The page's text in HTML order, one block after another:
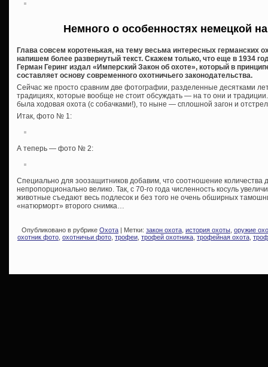
Немного о особенностях немецкой
Глава совсем коротенькая, на тему весьма интересных германских
напишем более развернутый текст. Скажем только, что еще в 1934
Герман Геринг издал «Имперский Закон об охоте», который в
составляет основу современного охотничьего законодательства.
Сейчас же просто сравним две фотографии, разделенные десятками
традициях, которые вообще не стоит обсуждать — на то они и
была ходовая охота (с собачками!), то ныне — сплошной загон и
Итак, фото № 1:
А теперь — фото № 2:
Специально для зоозащитников добавим, что соотношение количества
непропорционально велико. Так, с 70-го года численность косуль
животные съедают весь подлесок и без того не очень обширных
«натюрморт» второго снимка…
Опубликовано в рубрике Охота | Метки: закон охота история охоты оружие
охотник фото охотничьи фото трофеи трофей охотника трофейная охота